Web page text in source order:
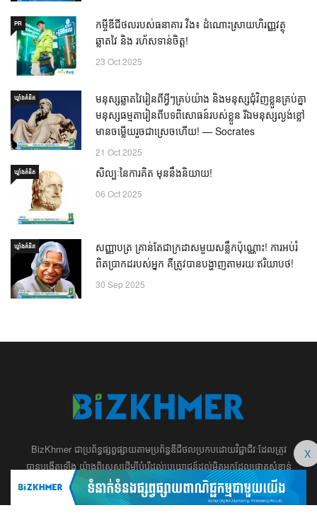
PR
កម្ចីឌីជីថលរបស់ធនាគារ វីង៖ ដំណោះស្រាយហិរញ្ញវត្ថុ
ឆ្លាតវៃ និង រហ័សទាន់ចិត្ត!
23 Oct 2025
ឃ្លាំង​គំនិត
មនុស្សឆ្លាតវៃរៀនពីអ្វីៗគ្រប់យ៉ាង និងមនុស្សជុំវិញខ្លួនគ្រប់គ្នា
មនុស្សធម្មតារៀនពីបទពិសោធន៍របស់ខ្លួន រីឯមនុស្សល្ងង់ខ្លៅ
មានចម្លើយរួចជាស្រេចហើយ! — Socrates
21 Oct 2025
ឃ្លាំង​គំនិត សិល្បៈនៃការគិត មុននឹងនិយាយ!
06 Oct 2025
ឃ្លាំង​គំនិត
សញ្ញាបត្រ គ្រាន់តែជាក្រដាសមួយសន្លឹកប៉ុណ្ណោះ! ការអប់រំ
ពិតប្រាកដរបស់អ្នក គឺត្រូវបានបង្ហាញតាមរយៈឥរិយាបថ!
30 Sep 2025
BizKhmer ​ជា​​ប្រព័ន្ធ​ផ្សព្វផ្សាយ​តាម​ប្រព័ន្ធ​ឌីជីថល​​​ប្រកប​ដោយ​វិជ្ជាជីវៈ​ដែល​​​ត្រូវ​
បាន​បង្កើតឡើង យ៉ាង​ពិសេស​​ដើម្បី​បំរើ​ដល់​ប្រយោជន៍​​​ដល់​មិត្ត​អ្នក​ដែល​ផ្ដោត​សំខាន់​
ទៅ​លើ​អត្ថបទ​ សហគ្រិន​ភាព អប់រំ ​​អាជីវកម្ម​ ​ការ​វិនិយោគ​ ​អភិវឌ្ឍន៍​អាជីព​ និង​
អចលនទ្រព្យ។ ​ក្រុម​​ការងារ​របស់​យើង​ ​​ មាន​ឆន្ទៈ​​មុតមាំ​​​ក្នុង​​ការ​សរសេរ​​អត្ថបទ​​ ដែល​
X